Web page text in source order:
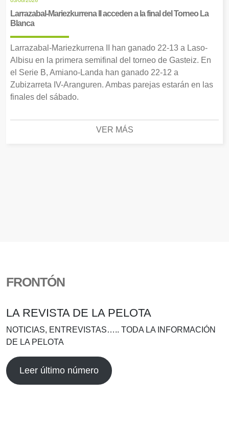
Larrazabal-Mariezkurrena II acceden a la final del Torneo La
Blanca
Larrazabal-Mariezkurrena II han ganado 22-13 a Laso-
Albisu en la primera semifinal del torneo de Gasteiz. En
el Serie B, Amiano-Landa han ganado 22-12 a
Zubizarreta IV-Aranguren. Ambas parejas estarán en las
finales del sábado.
VER MÁS
FRONTÓN
LA REVISTA DE LA PELOTA
NOTICIAS, ENTREVISTAS….. TODA LA INFORMACIÓN
DE LA PELOTA
Leer último número